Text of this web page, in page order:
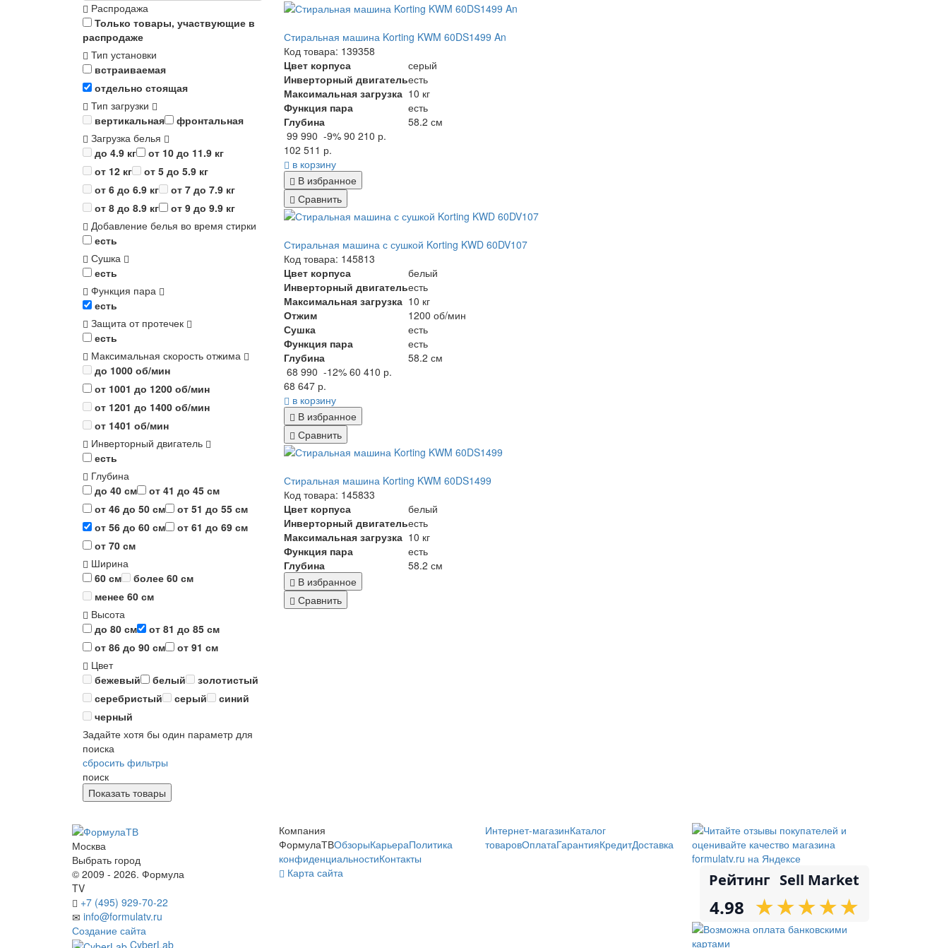
Распродажа
Только товары, участвующие в
распродаже
Тип установки
встраиваемая
отдельно стоящая
Тип загрузки
вертикальная
фронтальная
Загрузка белья
до 4.9 кг
от 10 до 11.9 кг
от 12 кг
от 5 до 5.9 кг
от 6 до 6.9 кг
от 7 до 7.9 кг
от 8 до 8.9 кг
от 9 до 9.9 кг
Добавление белья во время стирки
есть
Сушка
есть
Функция пара
есть
Защита от протечек
есть
Максимальная скорость отжима
до 1000 об/мин
от 1001 до 1200 об/мин
от 1201 до 1400 об/мин
от 1401 об/мин
Инверторный двигатель
есть
Глубина
до 40 см
от 41 до 45 см
от 46 до 50 см
от 51 до 55 см
от 56 до 60 см
от 61 до 69 см
от 70 см
Ширина
60 см
более 60 см
менее 60 см
Высота
до 80 см
от 81 до 85 см
от 86 до 90 см
от 91 см
Цвет
бежевый
белый
золотистый
серебристый
серый
синий
черный
Задайте хотя бы один параметр для
поиска
сбросить фильтры
поиск
Стиральная машина Korting KWM 60DS1499 An
Код товара: 139358
Цвет корпуса
серый
Инверторный двигательесть
Максимальная загрузка 10 кг
Функция пара
есть
Глубина
58.2 см
99 990 -9% 90 210 р.
102 511 р.
в корзину
В избранное
Сравнить
Стиральная машина с сушкой Korting KWD 60DV107
Код товара: 145813
Цвет корпуса
белый
Инверторный двигательесть
Максимальная загрузка 10 кг
Отжим
1200 об/мин
Сушка
есть
Функция пара
есть
Глубина
58.2 см
68 990 -12% 60 410 р.
68 647 р.
в корзину
В избранное
Сравнить
Стиральная машина Korting KWM 60DS1499
Код товара: 145833
Цвет корпуса
белый
Инверторный двигательесть
Максимальная загрузка 10 кг
Функция пара
есть
Глубина
58.2 см
В избранное
Сравнить
Москва
Выбрать город
© 2009 - 2026. Формула
TV
+7 (495) 929-70-22
info@formulatv.ru
Создание сайта
CyberLab
Компания
ФормулаТВОбзорыКарьераПолитика
конфиденциальностиКонтакты
Интернет-магазинКаталог
товаровОплатаГарантияКредитДоставка
Карта сайта
Рейтинг Sell Market
4.98 ★
★★
★★
★★
★★
★